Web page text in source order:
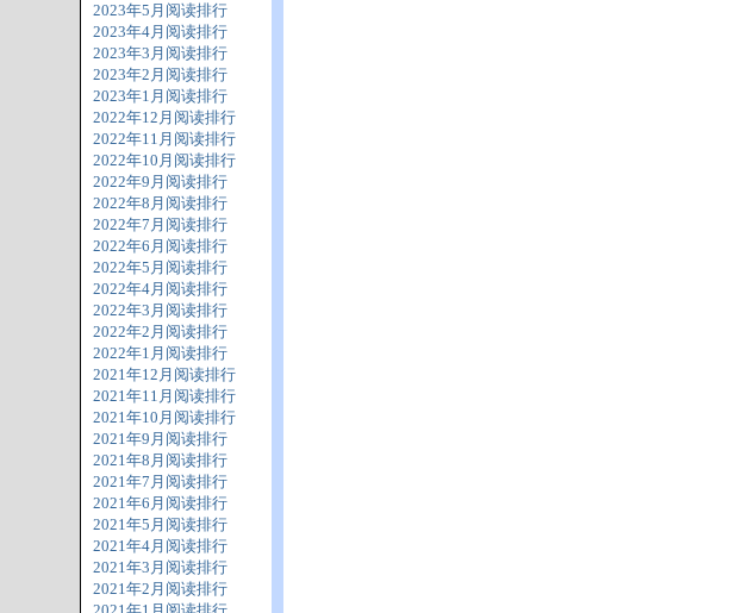
2023年5月阅读排行
2023年4月阅读排行
2023年3月阅读排行
2023年2月阅读排行
2023年1月阅读排行
2022年12月阅读排行
2022年11月阅读排行
2022年10月阅读排行
2022年9月阅读排行
2022年8月阅读排行
2022年7月阅读排行
2022年6月阅读排行
2022年5月阅读排行
2022年4月阅读排行
2022年3月阅读排行
2022年2月阅读排行
2022年1月阅读排行
2021年12月阅读排行
2021年11月阅读排行
2021年10月阅读排行
2021年9月阅读排行
2021年8月阅读排行
2021年7月阅读排行
2021年6月阅读排行
2021年5月阅读排行
2021年4月阅读排行
2021年3月阅读排行
2021年2月阅读排行